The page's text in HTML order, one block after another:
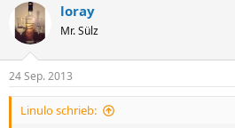
loray
Mr. Sülz
24 Sep. 2013
Linulo schrieb: